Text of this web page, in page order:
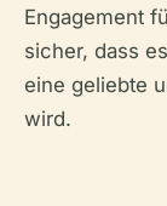
Engagement
sicher, dass
eine geliebte
wird.